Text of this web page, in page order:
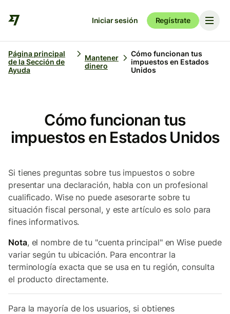
Iniciar sesión Regístrate
Página principal
de la Sección de
Ayuda
Mantener
dinero
Cómo funcionan tus
impuestos en Estados
Unidos
Cómo funcionan tus
impuestos en Estados Unidos
Si tienes preguntas sobre tus impuestos o sobre
presentar una declaración, habla con un profesional
cualificado. Wise no puede asesorarte sobre tu
situación fiscal personal, y este artículo es solo para
fines informativos.
Nota, el nombre de tu "cuenta principal" en Wise puede
variar según tu ubicación. Para encontrar la
terminología exacta que se usa en tu región, consulta
el producto directamente.
Para la mayoría de los usuarios, si obtienes